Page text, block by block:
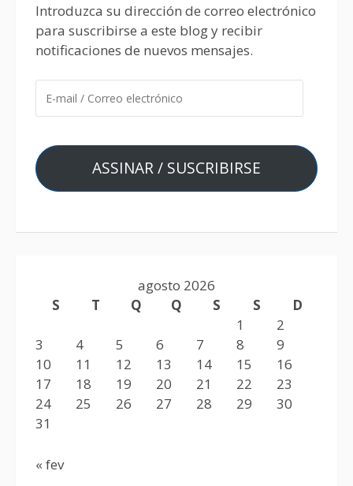
Introduzca su dirección de correo electrónico
para suscribirse a este blog y recibir
notificaciones de nuevos mensajes.
ASSINAR / SUSCRIBIRSE
agosto 2026
S
T Q Q S S
D
1
2
3
4 5 6 7 8
9
10
11 12 13 14 15
16
17
18 19 20 21 22
23
24
25 26 27 28 29
30
31
« fev